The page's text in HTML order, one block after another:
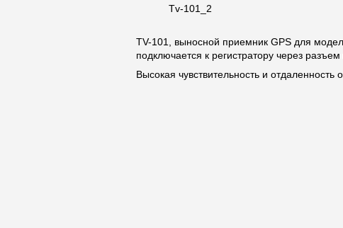
Tv-101_2
TV-101, выносной приемник GPS для
подключается к регистратору через
Высокая чувствительность и отдаленность